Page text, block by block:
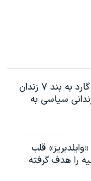
گزارش‌ها از یورش گارد به بند ۷ زندان
سیاسی به
قلب
را هدف گرفته